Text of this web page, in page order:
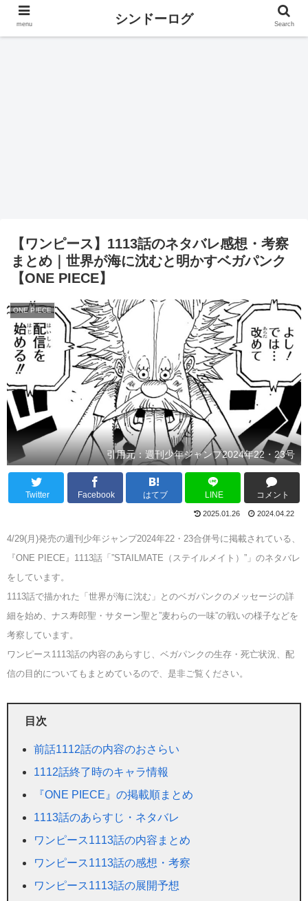
【ワンピース】1113話のネタバレ感想・考察
まとめ｜世界が海に沈むと明かすベガパンク
【ONE PIECE】
ONE PIECE
引用元：週刊少年ジャンプ2024年22・23号
Twitter Facebook はてブ LINE コメント
2025.01.26 2024.04.22
4/29(月)発売の週刊少年ジャンプ2024年22・23合併号に掲載されている、
『ONE PIECE』1113話「”STAILMATE（ステイルメイト）”」のネタバレ
をしています。
1113話で描かれた「世界が海に沈む」とのベガパンクのメッセージの詳
細を始め、ナス寿郎聖・サターン聖と”麦わらの一味”の戦いの様子などを
考察しています。
ワンピース1113話の内容のあらすじ、ベガパンクの生存・死亡状況、配
信の目的についてもまとめているので、是非ご覧ください。
目次
前話1112話の内容のおさらい
1112話終了時のキャラ情報
『ONE PIECE』の掲載順まとめ
1113話のあらすじ・ネタバレ
ワンピース1113話の内容まとめ
ワンピース1113話の感想・考察
ワンピース1113話の展開予想
menu シンドーログ Search